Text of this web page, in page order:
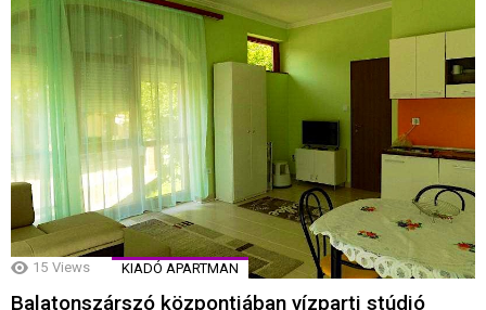
15 Views KIADÓ APARTMAN
Balatonszárszó központjában vízparti stúdió